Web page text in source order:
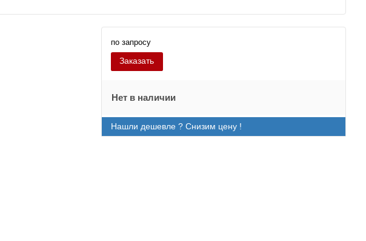
по запросу
Заказать
Нет в наличии
Нашли дешевле ? Снизим цену !